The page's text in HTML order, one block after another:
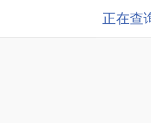
正在查